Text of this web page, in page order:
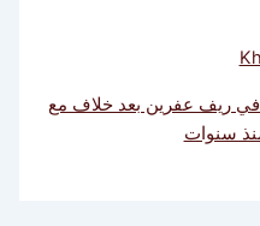
كردي (76 عاماً) في ريف عفرين بعد خلاف مع
سنوات